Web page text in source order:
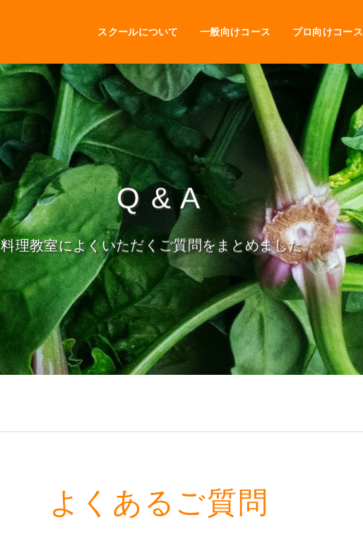
スクールについて 一般向けコース プロ向けコース
Q & A
料理教室によくいただくご質問をまとめました。
よくあるご質問